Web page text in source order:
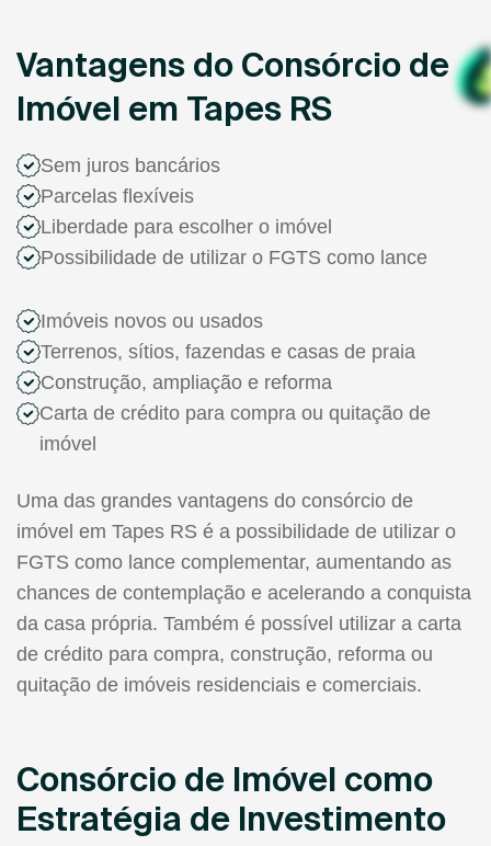
Vantagens do Consórcio de
Imóvel em Tapes RS
Sem juros bancários
Parcelas flexíveis
Liberdade para escolher o imóvel
Possibilidade de utilizar o FGTS como lance
Imóveis novos ou usados
Terrenos, sítios, fazendas e casas de praia
Construção, ampliação e reforma
Carta de crédito para compra ou quitação de
imóvel
Uma das grandes vantagens do consórcio de
imóvel em Tapes RS é a possibilidade de utilizar o
FGTS como lance complementar, aumentando as
chances de contemplação e acelerando a conquista
da casa própria. Também é possível utilizar a carta
de crédito para compra, construção, reforma ou
quitação de imóveis residenciais e comerciais.
Consórcio de Imóvel como
Estratégia de Investimento